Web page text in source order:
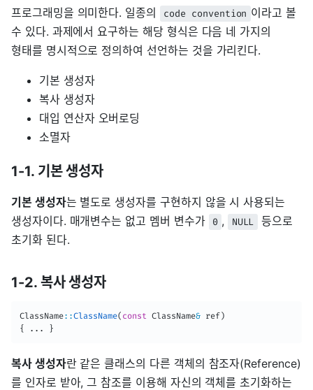
프로그래밍을 의미한다. 일종의
code convention 이라고 볼
수 있다. 과제에서 요구하는 해당 형식은 다음 네 가지의
형태를 명시적으로 정의하여 선언하는 것을 가리킨다.
기본 생성자
복사 생성자
대입 연산자 오버로딩
소멸자
1-1. 기본 생성자
기본 생성자는 별도로 생성자를 구현하지 않을 시 사용되는
생성자이다. 매개변수는 없고 멤버 변수가
0 , NULL
등으로
초기화 된다.
1-2. 복사 생성자
ClassName::ClassName( const ClassName& ref )
{
. . . }
복사 생성자란 같은 클래스의 다른 객체의 참조자(Reference)
를 인자로 받아, 그 참조를 이용해 자신의 객체를 초기화하는